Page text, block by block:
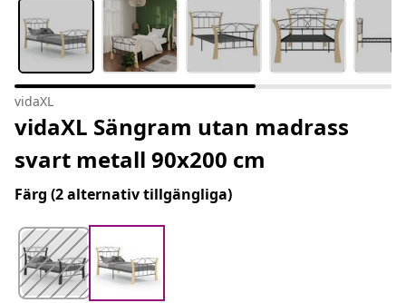
vidaXL
vidaXL Sängram utan madrass
svart metall 90x200 cm
Färg (2 alternativ tillgängliga)